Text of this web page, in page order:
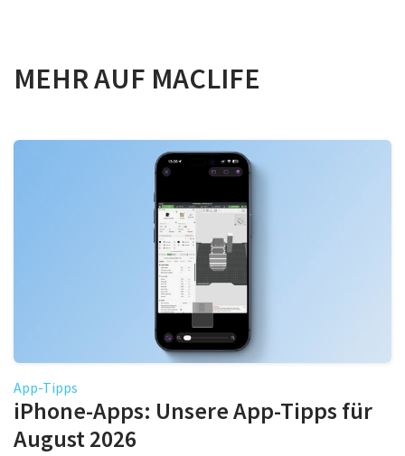
MEHR AUF MACLIFE
App-Tipps
iPhone-Apps: Unsere App-Tipps für
August 2026